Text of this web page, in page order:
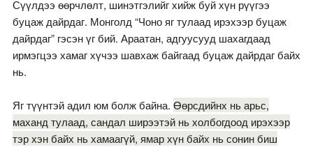
Сүүлдээ өөрчлөлт, шинэтгэлийг хийж буй хүн рүүгээ
буцаж дайрдаг. Монголд “Чоно яг тулаад ирэхээр буцаж
дайрдаг” гэсэн үг бий. Араатан, адгуусууд шахагдаад
ирмэгцээ хамаг хүчээ шавхаж байгаад буцаж дайрдаг байх
нь.
Яг түүнтэй адил юм болж байна. Өөрсдийнх нь арьс,
маханд тулаад, сандал ширээтэй нь холбогдоод ирэхээр
тэр хэн байх нь хамаагүй, ямар хүн байх нь сонин биш